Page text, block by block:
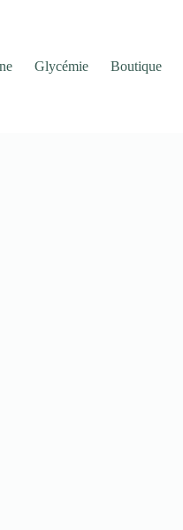
Glycémie Boutique